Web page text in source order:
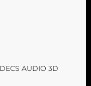
AUDIO 3D